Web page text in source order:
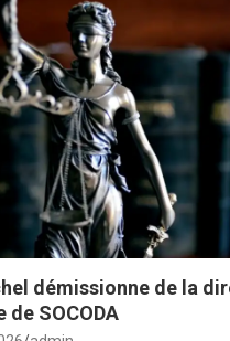
démissionne de la
de SOCODA